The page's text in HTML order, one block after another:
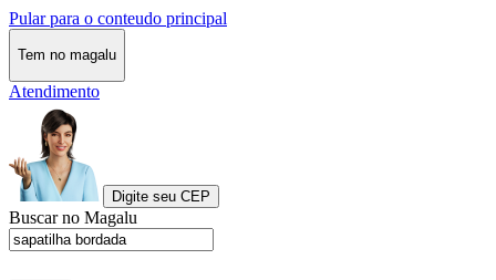
Pular para o conteudo principal
Tem no magalu
Atendimento
Digite seu CEP
Buscar no Magalu